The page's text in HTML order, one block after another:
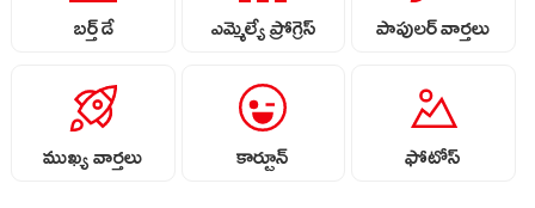
బర్త్ డే ఎమ్మెల్యే ప్రోగ్రెస్ పాపులర్ వార్తలు
ముఖ్య వార్తలు కార్టూన్ ఫోటోస్